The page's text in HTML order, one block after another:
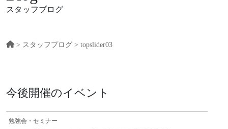
スタッフブログ
> スタッフプログ > topslider03
今後開催のイベント
勉強会・セミナー